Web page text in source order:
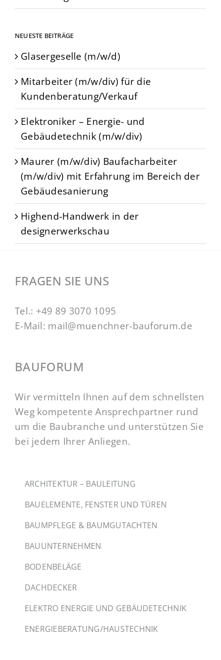
NEUESTE BEITRÄGE
Glasergeselle (m/w/d)
Mitarbeiter (m/w/div) für die
Kundenberatung/Verkauf
Elektroniker – Energie- und
Gebäudetechnik (m/w/div)
Maurer (m/w/div) Baufacharbeiter
(m/w/div) mit Erfahrung im Bereich der
Gebäudesanierung
Highend-Handwerk in der
designerwerkschau
FRAGEN SIE UNS
Tel.: +49 89 3070 1095
E-Mail: mail@muenchner-bauforum.de
BAUFORUM
Wir vermitteln Ihnen auf dem schnellsten
Weg kompetente Ansprechpartner rund
um die Baubranche und unterstützen Sie
bei jedem Ihrer Anliegen.
ARCHITEKTUR – BAULEITUNG
BAUELEMENTE, FENSTER UND TÜREN
BAUMPFLEGE & BAUMGUTACHTEN
BAUUNTERNEHMEN
BODENBELÄGE
DACHDECKER
ELEKTRO ENERGIE UND GEBÄUDETECHNIK
ENERGIEBERATUNG/HAUSTECHNIK